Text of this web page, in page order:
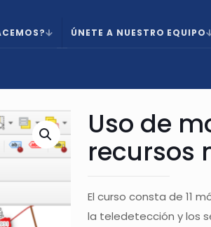
ÚNETE A NUESTRO EQUIPO
Uso de
recursos
El curso consta de 11
la teledetección y los